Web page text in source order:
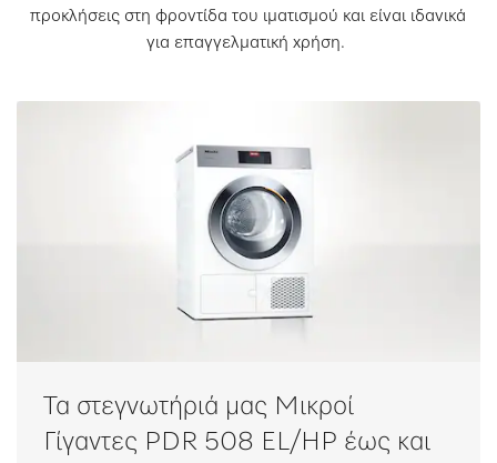
προκλήσεις στη φροντίδα του ιματισμού και είναι ιδανικά
για επαγγελματική χρήση. ​
Τα στεγνωτήριά μας Μικροί
Γίγαντες PDR 508 EL/HP έως και